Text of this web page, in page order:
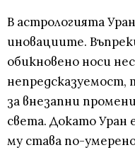
В астрологията
иновациите.
обикновено носи
непредсказуемост,
за внезапни
света. Докато Уран
му става по-